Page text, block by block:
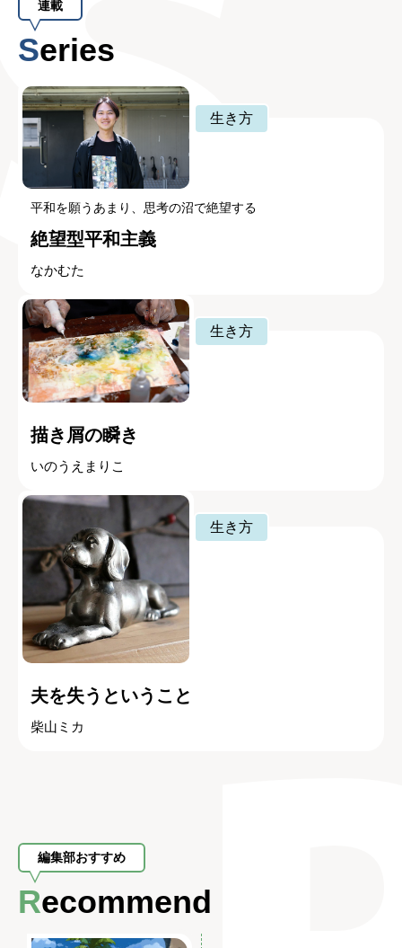
連載
Series
生き方
平和を願うあまり、思考の沼で絶望する
絶望型平和主義
なかむた
生き方
描き屑の瞬き
いのうえまりこ
生き方
夫を失うということ
柴山ミカ
編集部おすすめ
Recommend